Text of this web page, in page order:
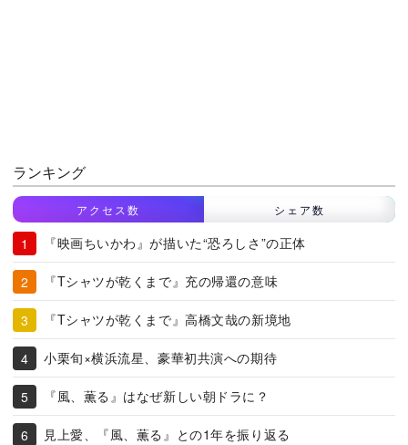
ランキング
アクセス数 シェア数
『映画ちいかわ』が描いた“恐ろしさ”の正体
『Tシャツが乾くまで』充の帰還の意味
『Tシャツが乾くまで』高橋文哉の新境地
小栗旬×横浜流星、豪華初共演への期待
『風、薫る』はなぜ新しい朝ドラに？
見上愛、『風、薫る』との1年を振り返る